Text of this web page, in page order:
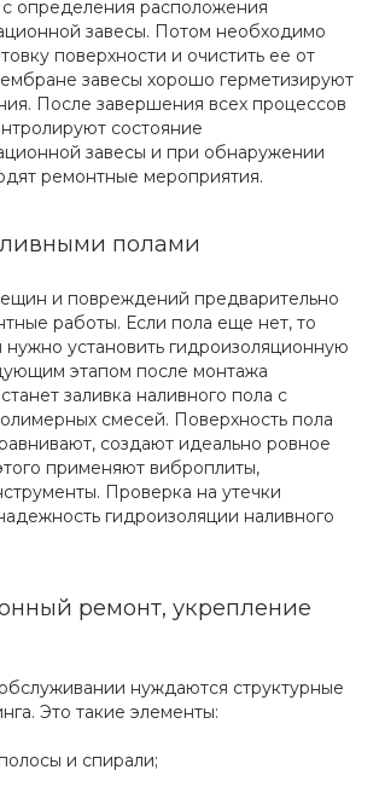
с определения расположения
завесы. Потом необходимо
поверхности и очистить ее от
завесы хорошо герметизируют
После завершения всех процессов
состояние
завесы и при обнаружении
ремонтные мероприятия.
полами
и повреждений предварительно
работы. Если пола еще нет, то
нужно установить гидроизоляционную
этапом после монтажа
заливка наливного пола с
смесей. Поверхность пола
создают идеально ровное
применяют виброплиты,
Проверка на утечки
гидроизоляции наливного
ремонт, укрепление
нуждаются структурные
Это такие элементы:
и спирали;